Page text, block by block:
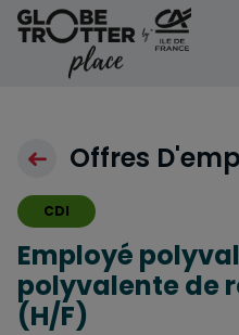
Aller au contenu
Offres
CDI
Employé
polyvalente de
(H/F)